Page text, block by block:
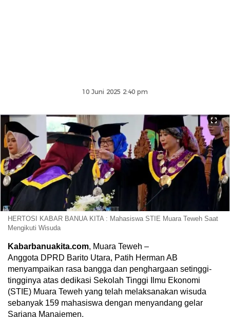
10 Juni 2025 2:40 pm
HERTOSI KABAR BANUA KITA : Mahasiswa STIE Muara Teweh Saat
Mengikuti Wisuda
Kabarbanuakita.com, Muara Teweh –
Anggota DPRD Barito Utara, Patih Herman AB
menyampaikan rasa bangga dan penghargaan setinggi-
tingginya atas dedikasi Sekolah Tinggi Ilmu Ekonomi
(STIE) Muara Teweh yang telah melaksanakan wisuda
sebanyak 159 mahasiswa dengan menyandang gelar
Sarjana Manajemen.